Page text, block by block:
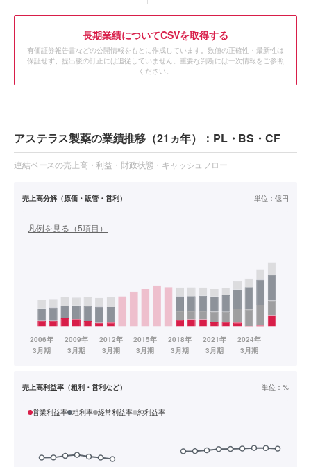
長期業績についてCSVを取得する
有価証券報告書などの公開情報をもとに作成しています。数値の正確性・最新性は
保証せず、提出後の訂正には追従していません。重要な判断には一次情報をご参照
ください。
アステラス製薬の業績推移（21ヵ年）：PL・BS・CF
連結ベースの売上高・利益・財政状態・キャッシュフロー
売上高分解（原価・販管・営利） 単位： 億円
凡例を見る（5項目）
売上高利益率（粗利・営利など） 単位： %
営業利益率 粗利率 経常利益率 純利益率